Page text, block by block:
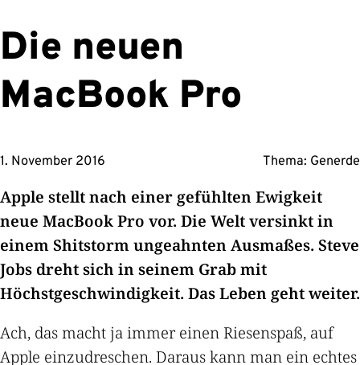
Die neuen
MacBook Pro
1. November 2016 Thema: Generde
Apple stellt nach einer gefühlten Ewigkeit
neue MacBook Pro vor. Die Welt versinkt in
einem Shitstorm ungeahnten Ausmaßes. Steve
Jobs dreht sich in seinem Grab mit
Höchstgeschwindigkeit. Das Leben geht weiter.
Ach, das macht ja immer einen Riesenspaß, auf
Apple einzudreschen. Daraus kann man ein echtes